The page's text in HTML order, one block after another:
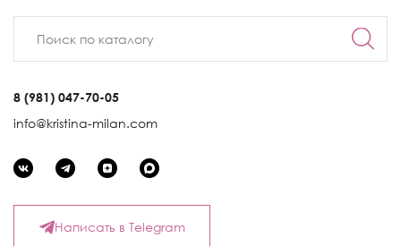
8 (981) 047-70-05
info@kristina-milan.com
Написать в Telegram